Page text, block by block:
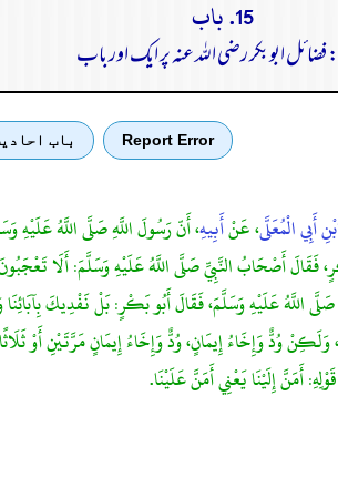
15. باب
ابوبکر رضی الله عنہ پر ایک اور باب
Report Error باب
أَبِي الْمُعَلَّى، عَنْأَبِيهِ، أَنّ رَسُولَ اللَّهِ صَلَّى اللَّهُ عَلَيْهِ
فَقَالَ أَصْحَابُ النَّبِيِّ صَلَّى اللَّهُ عَلَيْهِ وَسَلَّمَ: أَلَا
اللَّهُ عَلَيْهِ وَسَلَّمَ، فَقَالَ أَبُو بَكْرٍ: بَلْ نَفْدِيكَ
وُدٌّ وَإِخَاءُ إِيمَانٍ، وُدٌّ وَإِخَاءُ إِيمَانٍ مَرَّتَيْنِ
أَمَنَّ إِلَيْنَا يَعْنِي أَمَنَّ عَلَيْنَا.